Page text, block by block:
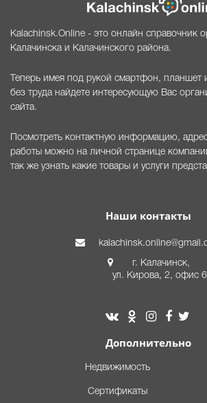
Kalachinsk.Online - это онлайн справочник
Калачинска и Калачинского района.
Теперь имея под рукой смартфон,
без труда найдете интересующую Вас
сайта.
Посмотреть контактную информацию,
работы можно на личной странице
так же узнать какие товары и услуги
Наши контакты
г. Калачинск,
ул. Кирова, 2, офис
Дополнительно
Недвижимость
Сертификаты